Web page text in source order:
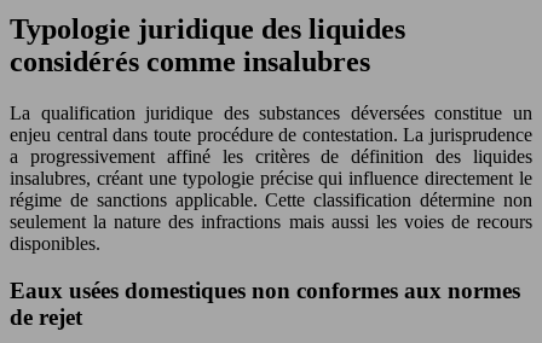
Typologie juridique des liquides
considérés comme insalubres
La qualification juridique des substances déversées constitue un
enjeu central dans toute procédure de contestation. La jurisprudence
a progressivement affiné les critères de définition des liquides
insalubres, créant une typologie précise qui influence directement le
régime de sanctions applicable. Cette classification détermine non
seulement la nature des infractions mais aussi les voies de recours
disponibles.
Eaux usées domestiques non conformes aux normes
de rejet